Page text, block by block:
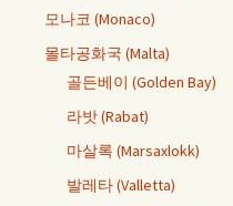
모나코 (Monaco)
몰타공화국 (Malta)
골든베이 (Golden Bay)
라밧 (Rabat)
마살록 (Marsaxlokk)
발레타 (Valletta)